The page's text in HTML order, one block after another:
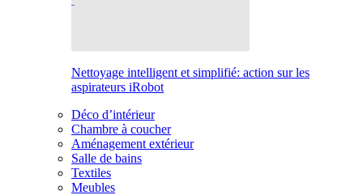
Nettoyage intelligent et simplifié: action sur les
aspirateurs iRobot
Déco d’intérieur
Chambre à coucher
Aménagement extérieur
Salle de bains
Textiles
Meubles